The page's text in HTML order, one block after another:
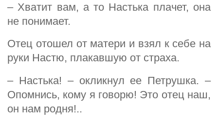
– Хватит вам, а то Настька плачет, она
не понимает.
Отец отошел от матери и взял к себе на
руки Настю, плакавшую от страха.
– Настька! – окликнул ее Петрушка. –
Опомнись, кому я говорю! Это отец наш,
он нам родня!..